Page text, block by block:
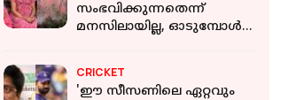
സംഭവിക്കുന്നതെന്ന്
മനസിലായില്ല, ഓടുമ്പോൾ
സഹോദരിമാർ
CRICKET
'ഈ സീസണിലെ ഏറ്റവും